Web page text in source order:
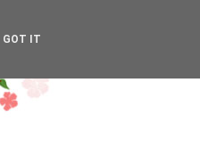
GOT IT